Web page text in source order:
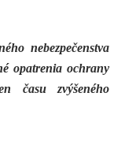
nebezpečenstva
opatrenia ochrany
času zvýšeného